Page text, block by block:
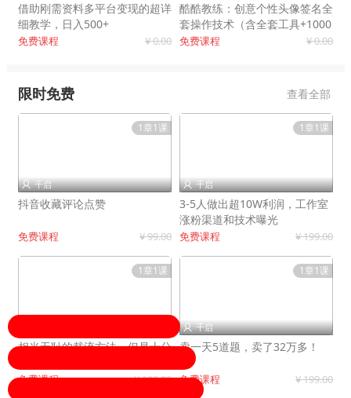
借助刚需资料多平台变现的超详
细教学，日入500+
免费课程 ¥ 0.00
酷酷教练：创意个性头像签名全
套操作技术（含全套工具+1000
套模板）
免费课程 ¥ 0.00
限时免费 查看全部
1章1课
 千启
抖音收藏评论点赞
免费课程 ¥ 99.00
1章1课
 千启
3-5人做出超10W利润，工作室
涨粉渠道和技术曝光
免费课程 ¥ 199.00
1章1课
相当无耻的截流方法，但是十分
免费课程 ¥ 199.00
1章1课
 千启
卖一天5道题，卖了32万多！
免费课程 ¥ 199.00